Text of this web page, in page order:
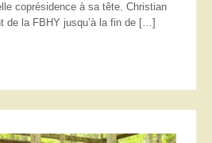
coprésidence à sa tête. Christian
de la FBHY jusqu’à la fin de […]